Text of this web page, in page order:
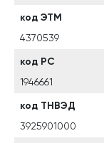
код ЭТМ
4370539
код РС
1946661
код ТНВЭД
3925901000